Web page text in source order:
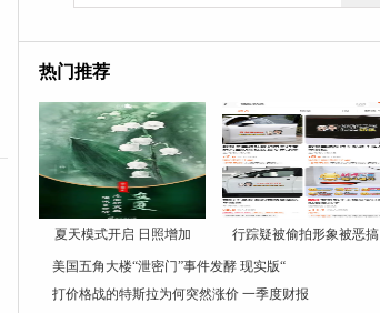
热门推荐
夏天模式开启 日照增加 行踪疑被偷拍形象被恶搞
美国五角大楼“泄密门”事件发酵 现实版“
打价格战的特斯拉为何突然涨价 一季度财报